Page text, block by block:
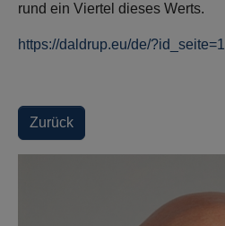
rund ein Viertel dieses Werts.
https://daldrup.eu/de/?id_seite=1
Zurück